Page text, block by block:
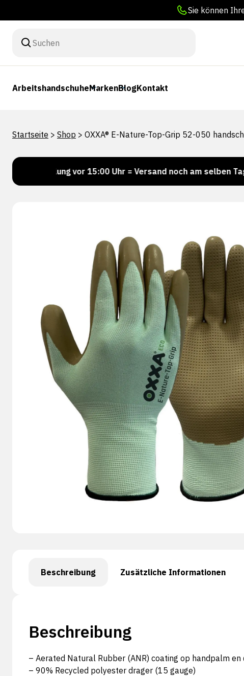
Sie können
ArbeitshandschuheMarkenBlogKontakt
Startseite > Shop > OXXA® E-Nature-Top-Grip 52-050
vor 15:00 Uhr = Versand noch am selben Tag
Beschreibung Zusätzliche Informationen
Beschreibung
– Aerated Natural Rubber (ANR) coating op handpalm en
– 90% Recycled polyester drager (15 gauge)